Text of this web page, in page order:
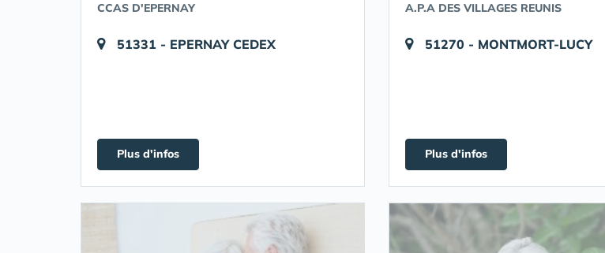
CCAS D'EPERNAY
51331 - EPERNAY CEDEX
Plus d'infos
A.P.A DES VILLAGES REUNIS
51270 - MONTMORT-LUCY
Plus d'infos